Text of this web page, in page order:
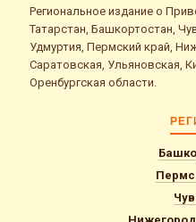
Региональное издание о
Татарстан, Башкортостан,
Удмуртия, Пермский край,
Саратовская, Ульяновская,
Оренбургская области.